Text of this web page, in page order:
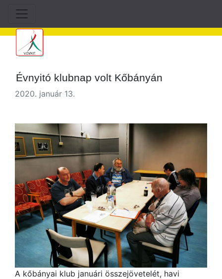
Évnyitó klubnap volt Kőbányán
2020. január 13.
A kőbányai klub januári összejövetelét, havi